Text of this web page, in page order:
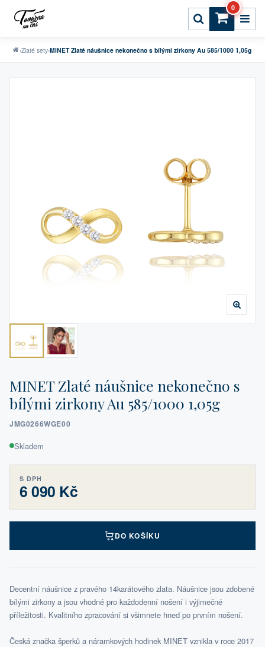
0
›Zlaté sety›MINET Zlaté náušnice nekonečno s bílými zirkony Au 585/1000 1,05g
MINET Zlaté náušnice nekonečno s
bílými zirkony Au 585/1000 1,05g
JMG0266WGE00
Skladem
S DPH
6 090 Kč
DO KOŠÍKU
Decentní náušnice z pravého 14karátového zlata. Náušnice jsou zdobené
bílými zirkony a jsou vhodné pro každodenní nošení i výjimečné
příležitosti. Kvalitního zpracování si všimnete hned po prvním nošení.
Česká značka šperků a náramkových hodinek MINET vznikla v roce 2017